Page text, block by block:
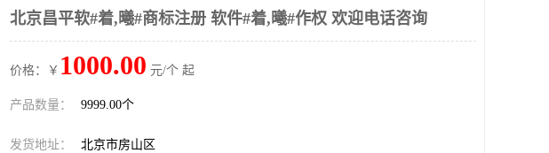
北京昌平软#着,曦#商标注册 软件#着,曦#作权 欢迎电话咨询
价格：￥ 1000.00 元/个 起
产品数量： 9999.00个
发货地址： 北京市房山区